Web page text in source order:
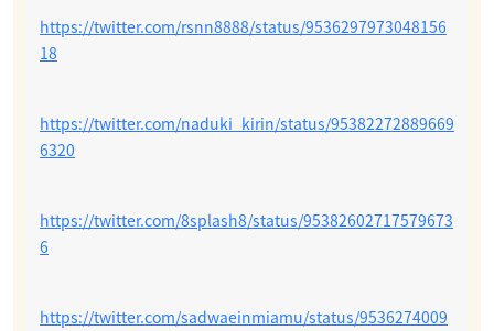
https://twitter.com/rsnn8888/status/9536297973048156
18
https://twitter.com/naduki_kirin/status/95382272889669
6320
https://twitter.com/8splash8/status/95382602717579673
6
https://twitter.com/sadwaeinmiamu/status/9536274009